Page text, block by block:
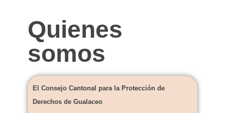
Quienes
somos
El Consejo Cantonal para la Protección de
Derechos de Gualaceo